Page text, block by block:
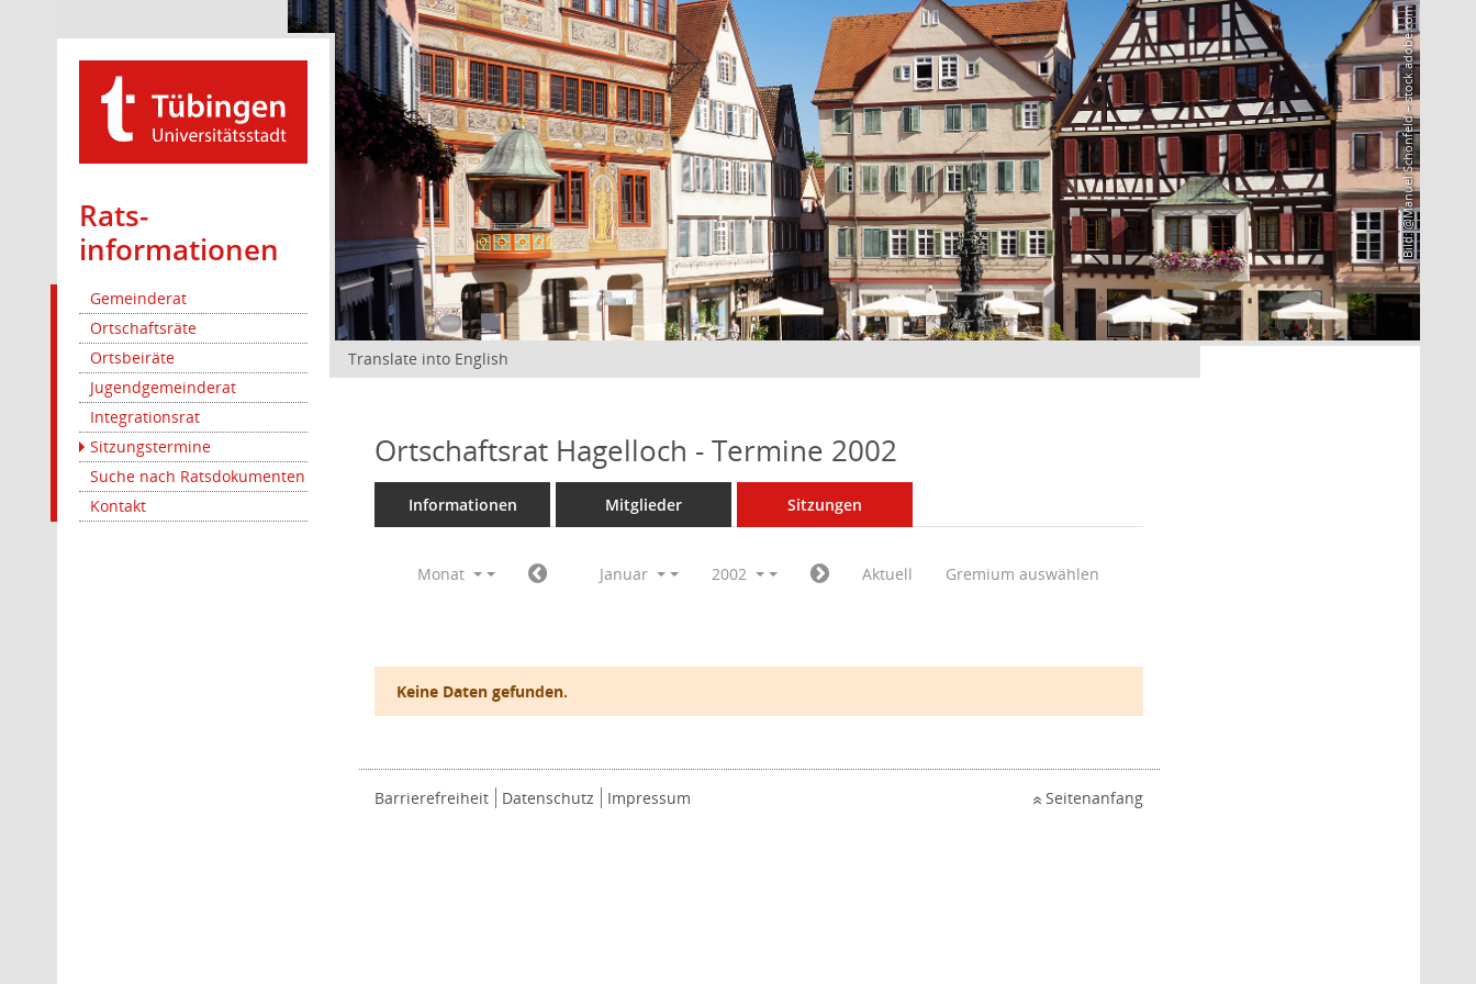
Rats­
informationen
Gemeinderat
Ortschaftsräte
Ortsbeiräte
Jugendgemeinderat
Integrationsrat
Sitzungstermine
Suche nach Ratsdokumenten
Kontakt
Bild: @Manuel Schönfeld – stock.adobe.com
Translate into English
Ortschaftsrat Hagelloch - Termine 2002
Informationen Mitglieder Sitzungen
Monat Januar 2002 Aktuell Gremium auswählen
Keine Daten gefunden.
Barrierefreiheit Datenschutz Impressum Seitenanfang